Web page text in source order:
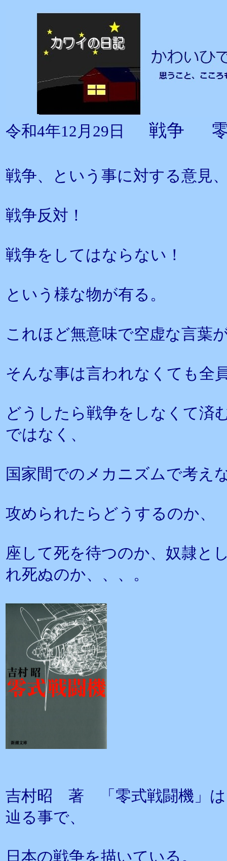
令和4年12月29日 戦争 零
戦争、という事に対する意見
戦争反対！
戦争をしてはならない！
という様な物が有る。
これほど無意味で空虚な言葉
そんな事は言われなくても全
どうしたら戦争をしなくて済
ではなく、
国家間でのメカニズムで考え
攻められたらどうするのか、
座して死を待つのか、奴隷と
れ死ぬのか、、、。
吉村昭 著 「零式戦闘機」は
辿る事で、
日本の戦争を描いている。